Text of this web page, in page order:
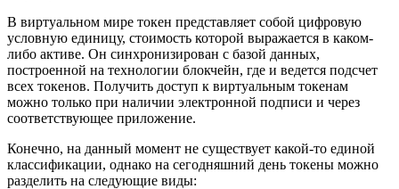
В виртуальном мире токен представляет собой цифровую
условную единицу, стоимость которой выражается в каком-
либо активе. Он синхронизирован с базой данных,
построенной на технологии блокчейн, где и ведется подсчет
всех токенов. Получить доступ к виртуальным токенам
можно только при наличии электронной подписи и через
соответствующее приложение.
Конечно, на данный момент не существует какой-то единой
классификации, однако на сегодняшний день токены можно
разделить на следующие виды: